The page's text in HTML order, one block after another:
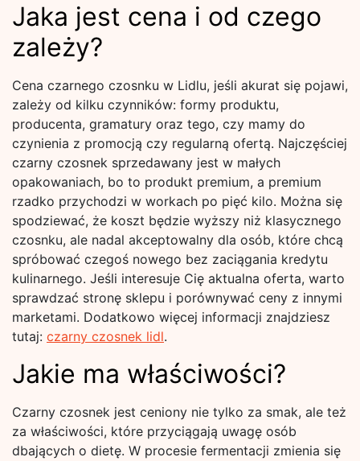
Jaka jest cena i od czego
zależy?
Cena czarnego czosnku w Lidlu, jeśli akurat się pojawi,
zależy od kilku czynników: formy produktu,
producenta, gramatury oraz tego, czy mamy do
czynienia z promocją czy regularną ofertą. Najczęściej
czarny czosnek sprzedawany jest w małych
opakowaniach, bo to produkt premium, a premium
rzadko przychodzi w workach po pięć kilo. Można się
spodziewać, że koszt będzie wyższy niż klasycznego
czosnku, ale nadal akceptowalny dla osób, które chcą
spróbować czegoś nowego bez zaciągania kredytu
kulinarnego. Jeśli interesuje Cię aktualna oferta, warto
sprawdzać stronę sklepu i porównywać ceny z innymi
marketami. Dodatkowo więcej informacji znajdziesz
tutaj: czarny czosnek lidl.
Jakie ma właściwości?
Czarny czosnek jest ceniony nie tylko za smak, ale też
za właściwości, które przyciągają uwagę osób
dbających o dietę. W procesie fermentacji zmienia się